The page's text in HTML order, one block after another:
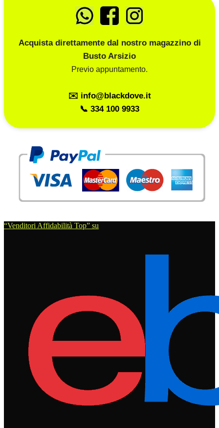
Acquista direttamente dal nostro magazzino di
Busto Arsizio
Previo appuntamento.
✉️ info@blackdove.it
📞 334 100 9933
“Venditori Affidabilità Top” su